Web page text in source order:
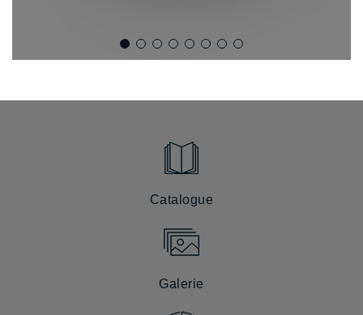
Catalogue
Galerie